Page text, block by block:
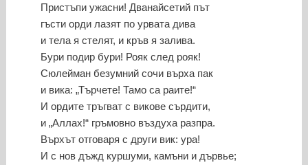
Пристъпи ужасни! Дванайсетий път
гъсти орди лазят по урвата дива
и тела я стелят, и кръв я залива.
Бури подир бури! Рояк след рояк!
Сюлейман безумний сочи върха пак
и вика: „Търчете! Тамо са раите!“
И ордите тръгват с викове сърдити,
и „Аллах!“ гръмовно въздуха разпра.
Върхът отговаря с други вик: ура!
И с нов дъжд куршуми, камъни и дървье;